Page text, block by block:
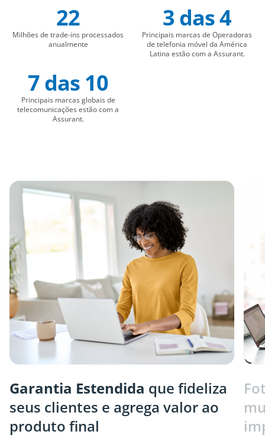
Company Statistics
22
Milhões de trade-ins processados
anualmente
3 das 4
Principais marcas de Operadoras
de telefonia móvel da América
Latina estão com a Assurant.
7 das 10
Principais marcas globais de
telecomunicações estão com a
Assurant.
Garantia Estendida que fideliza
seus clientes e agrega valor ao
produto final